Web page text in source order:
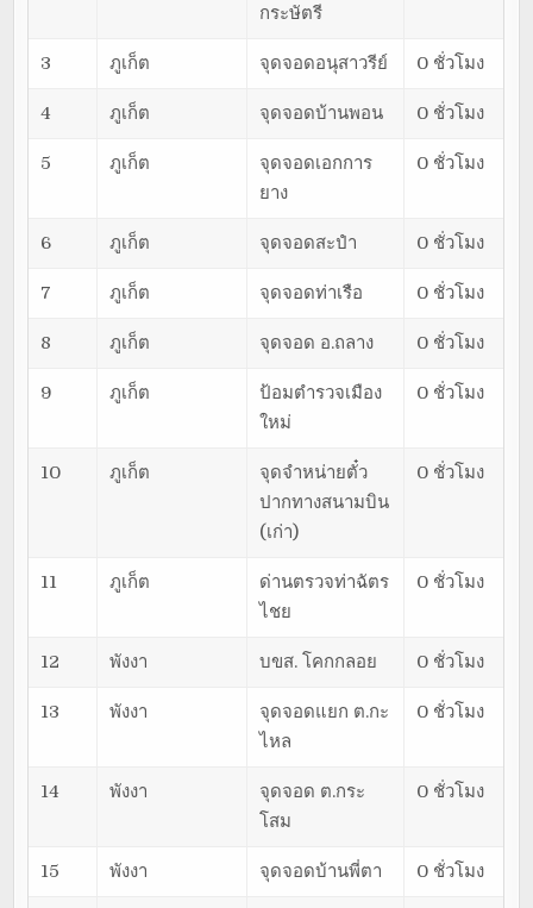
กระษัตรี
3 ภูเก็ต จุดจอดอนุสาวรีย์ 0 ชั่วโมง
4 ภูเก็ต จุดจอดบ้านพอน 0 ชั่วโมง
5 ภูเก็ต
จุดจอดเอกการ
ยาง
0 ชั่วโมง
6 ภูเก็ต จุดจอดสะปำ 0 ชั่วโมง
7 ภูเก็ต จุดจอดท่าเรือ 0 ชั่วโมง
8 ภูเก็ต จุดจอด อ.ถลาง 0 ชั่วโมง
9 ภูเก็ต
ป้อมตำรวจเมือง
ใหม่
0 ชั่วโมง
10 ภูเก็ต
จุดจำหน่ายตั๋ว
ปากทางสนามบิน
(เก่า)
0 ชั่วโมง
11 ภูเก็ต
ด่านตรวจท่าฉัตร
ไชย
0 ชั่วโมง
12 พังงา บขส. โคกกลอย 0 ชั่วโมง
13 พังงา
จุดจอดแยก ต.กะ
ไหล
0 ชั่วโมง
14 พังงา
จุดจอด ต.กระ
โสม
0 ชั่วโมง
15 พังงา จุดจอดบ้านพี่ตา 0 ชั่วโมง